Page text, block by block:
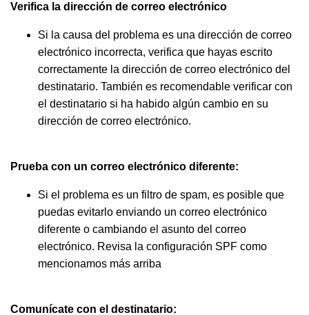
Verifica la dirección de correo electrónico
Si la causa del problema es una dirección de correo
electrónico incorrecta, verifica que hayas escrito
correctamente la dirección de correo electrónico del
destinatario. También es recomendable verificar con
el destinatario si ha habido algún cambio en su
dirección de correo electrónico.
Prueba con un correo electrónico diferente:
Si el problema es un filtro de spam, es posible que
puedas evitarlo enviando un correo electrónico
diferente o cambiando el asunto del correo
electrónico. Revisa la configuración SPF como
mencionamos más arriba
Comunícate con el destinatario: